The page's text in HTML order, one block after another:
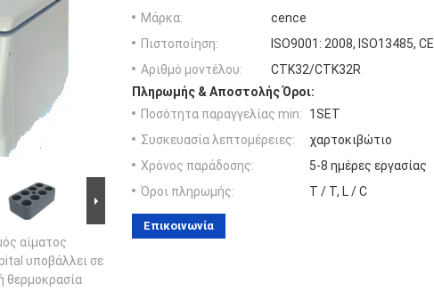
αίματος
υποβάλλει σε
θερμοκρασία
Μάρκα:
cence
Πιστοποίηση:
ISO9001: 2008, ISO13485, CE
Αριθμό μοντέλου:
CTK32/CTK32R
Πληρωμής & Αποστολής Όροι:
Ποσότητα παραγγελίας min:
1SET
Συσκευασία λεπτομέρειες:
χαρτοκιβώτιο
Χρόνος παράδοσης:
5-8 ημέρες εργασίας
Όροι πληρωμής:
T / T, L / C
Επικοινωνία